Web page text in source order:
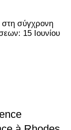
στη σύγχρονη
15 Ιουνίου